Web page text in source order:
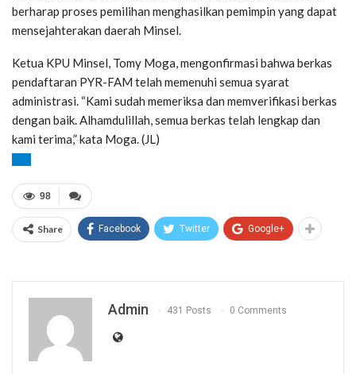
berharap proses pemilihan menghasilkan pemimpin yang dapat
mensejahterakan daerah Minsel.
Ketua KPU Minsel, Tomy Moga, mengonfirmasi bahwa berkas
pendaftaran PYR-FAM telah memenuhi semua syarat
administrasi. “Kami sudah memeriksa dan memverifikasi berkas
dengan baik. Alhamdulillah, semua berkas telah lengkap dan
kami terima,” kata Moga. (JL)
98
Share Facebook Twitter Google+
Admin 431 Posts 0 Comments